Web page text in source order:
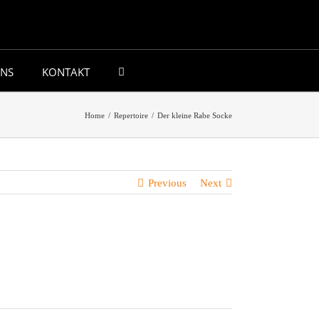
KONTAKT
Home / Repertoire / Der kleine Rabe Socke
Previous Next